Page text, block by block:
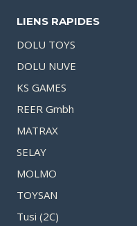
LIENS RAPIDES
DOLU TOYS
DOLU NUVE
KS GAMES
REER Gmbh
MATRAX
SELAY
MOLMO
TOYSAN
Tusi (2C)